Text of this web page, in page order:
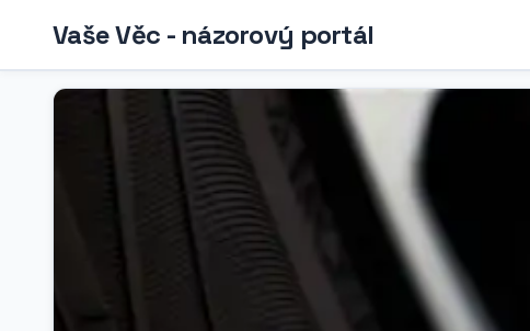
Vaše Věc - názorový portál